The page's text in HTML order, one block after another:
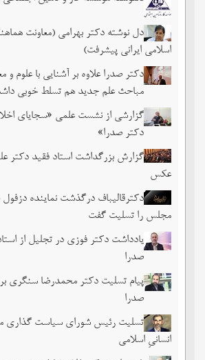
دل نوشته دکتر بهرامی (معاونت
اسلامی ایرانی پیشرفت)
دکتر صدرا علاوه بر آشنایی با علوم و
مباحث علم جدید هم تسلط خوبی
گزارشی از نشست علمی «سجایای
دکتر صدرا»
گزارش بزرگداشت استاد فقید دکتر
عکس
دکترقالیباف درگذشت نماینده دزفول
مجلس را تسلیت گفت
یادداشت دکتر فوزی در تجلیل از
صدرا
پیام تسلیت دکتر محمدرضا سنگری
صدرا
تسلیت رئیس شورای سیاست گذاری
انسانیِ اسلامی